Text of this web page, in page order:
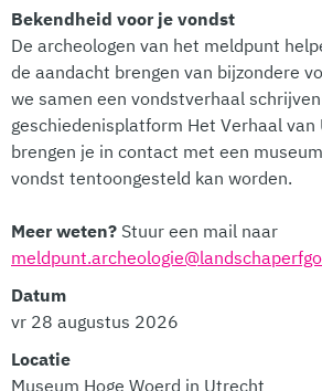
Bekendheid voor je vondst
De archeologen van het meldpunt
de aandacht brengen van bijzondere
we samen een vondstverhaal
geschiedenisplatform Het Verhaal van
brengen je in contact met een
vondst tentoongesteld kan worden.
Meer weten? Stuur een mail naar
Datum
vr 28 augustus 2026
Locatie
Museum Hoge Woerd in Utrecht